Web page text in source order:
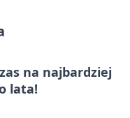
na najbardziej
lata!